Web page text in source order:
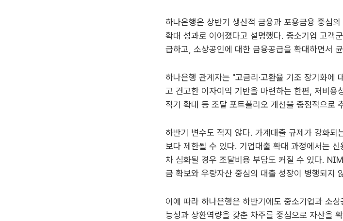
하나은행은 상반기 생산적 금융과 포용금융 중심
확대 성과로 이어졌다고 설명했다. 중소기업 고객
급하고, 소상공인에 대한 금융공급을 확대하면서
하나은행 관계자는 "고금리·고환율 기조 장기화에
고 견고한 이자이익 기반을 마련하는 한편, 저비용
적기 확대 등 조달 포트폴리오 개선을 중점적으로
하반기 변수도 적지 않다. 가계대출 규제가 강화되
보다 제한될 수 있다. 기업대출 확대 과정에서는
차 심화될 경우 조달비용 부담도 커질 수 있다.
금 확보와 우량자산 중심의 대출 성장이 병행되지
이에 따라 하나은행은 하반기에도 중소기업과 소
능성과 상환역량을 갖춘 차주를 중심으로 자산을